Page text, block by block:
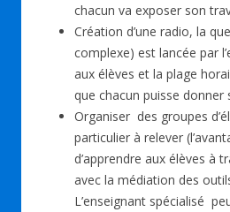
chacun va exposer son
Création d’une radio, la
complexe) est lancée par
aux élèves et la plage
que chacun puisse donner
Organiser des groupes
particulier à relever
d’apprendre aux élèves à
avec la médiation des
L’enseignant spécialisé